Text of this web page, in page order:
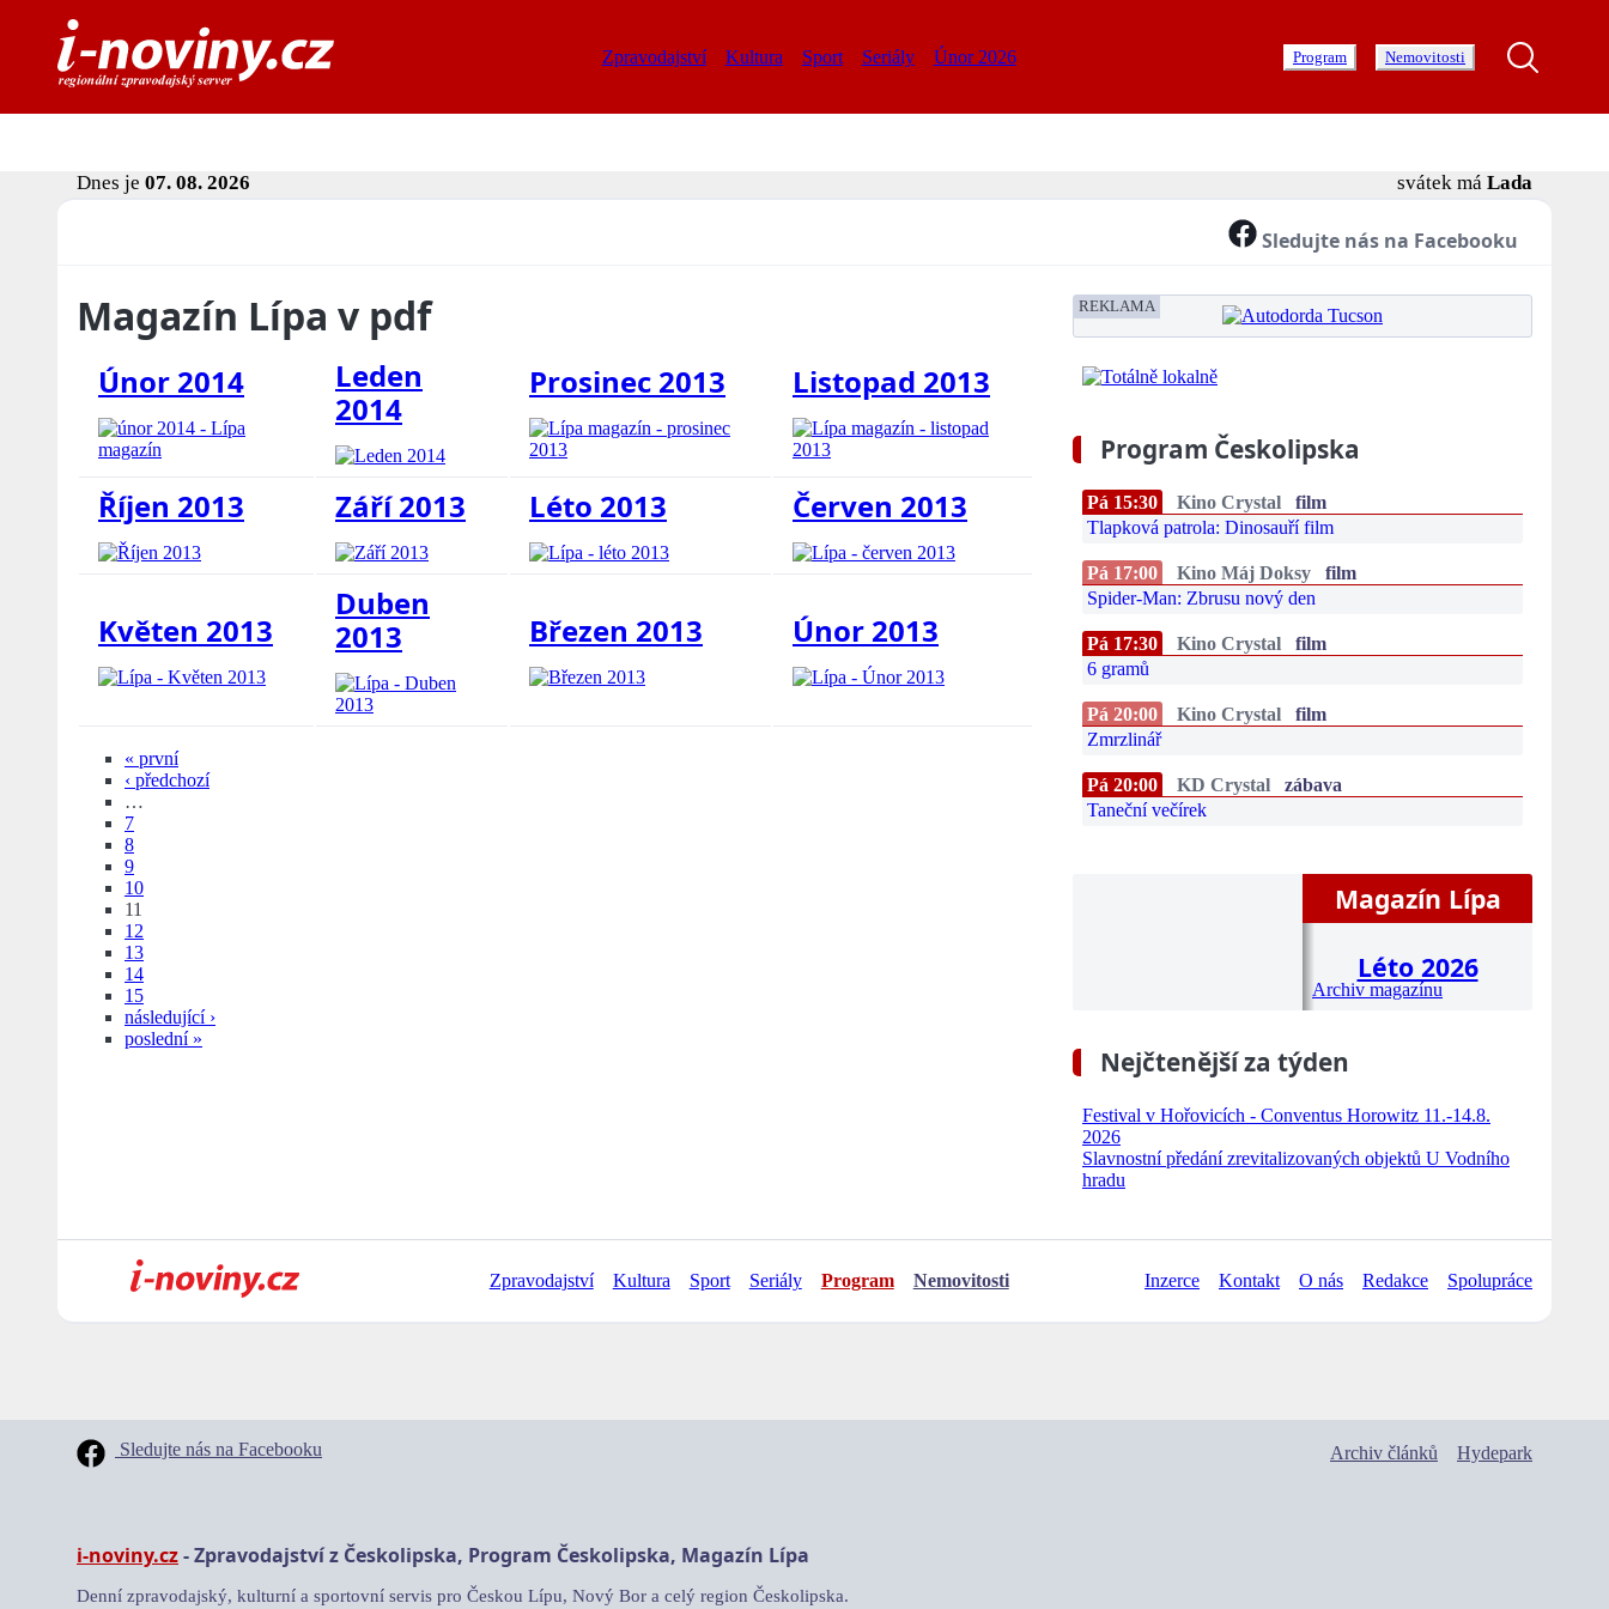
Zpravodajství Kultura Sport Seriály Únor 2026 Program Nemovitosti
Dnes je 07. 08. 2026 svátek má Lada
Sledujte nás na Facebooku
Magazín Lípa v pdf
Únor 2014
Leden
2014
Prosinec 2013 Listopad 2013
Říjen 2013 Září 2013 Léto 2013 Červen 2013
Květen 2013
Duben
2013
Březen 2013 Únor 2013
« první
‹ předchozí
…
7
8
9
10
11
12
13
14
15
následující ›
poslední »
REKLAMA
Program Českolipska
Pá 15:30 Kino Crystal
film
Tlapková patrola: Dinosauří film
Pá 17:00 Kino Máj Doksy
film
Spider-Man: Zbrusu nový den
Pá 17:30 Kino Crystal
film
6 gramů
Pá 20:00 Kino Crystal
film
Zmrzlinář
Pá 20:00 KD Crystal
zábava
Taneční večírek
Magazín Lípa
Léto 2026
Archiv magazínu
Nejčtenější za týden
Festival v Hořovicích - Conventus Horowitz 11.-14.8.
2026
Slavnostní předání zrevitalizovaných objektů U Vodního
hradu
Zpravodajství Kultura Sport Seriály Program Nemovitosti Inzerce Kontakt O nás Redakce Spolupráce
Sledujte nás na Facebooku Archiv článků Hydepark
i-noviny.cz- Zpravodajství z Českolipska, Program Českolipska, Magazín Lípa
Denní zpravodajský, kulturní a sportovní servis pro Českou Lípu, Nový Bor a celý region Českolipska.